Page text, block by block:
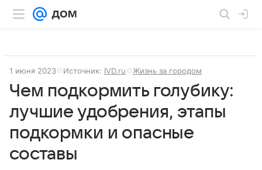
1 июня 2023 Источник: IVD.ru Жизнь за городом
Чем подкормить голубику:
лучшие удобрения, этапы
подкормки и опасные
составы